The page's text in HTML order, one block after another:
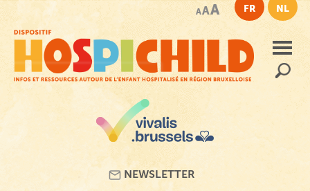
contenu
principal
AAA FR NL
NEWSLETTER